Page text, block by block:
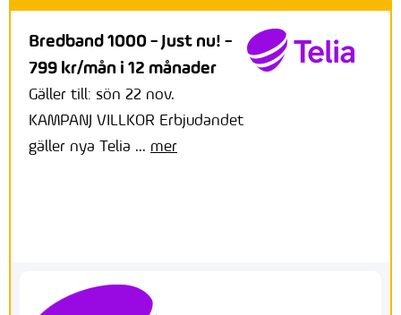
Bredband 1000 - Just nu! -
799 kr/mån i 12 månader
Gäller till: sön 22 nov.
KAMPANJ VILLKOR Erbjudandet
gäller nya Telia ... mer